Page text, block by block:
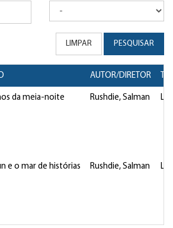
LIMPAR PESQUISAR
AUTOR/DIRETOR
da meia-noite Rushdie, Salman
e o mar de histórias Rushdie, Salman